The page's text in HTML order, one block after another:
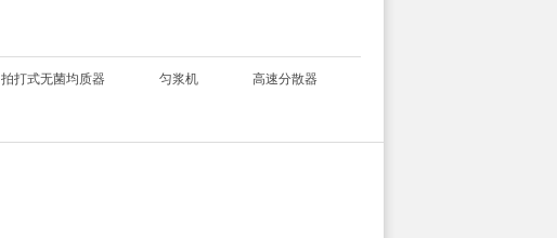
拍打式无菌均质器 匀浆机 高速分散器